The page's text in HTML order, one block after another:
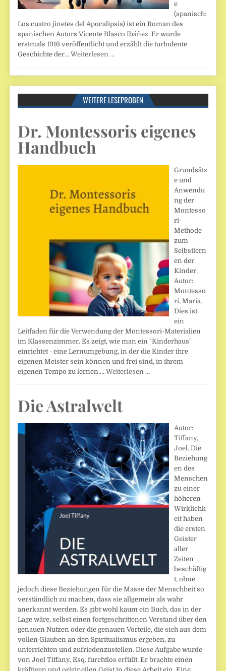
e
(spanisch:
Los cuatro jinetes del Apocalipsis) ist ein Roman des
spanischen Autors Vicente Blasco Ibáñez. Er wurde
erstmals 1916 veröffentlicht und erzählt die turbulente
Geschichte der…Weiterlesen …
WEITERE LESEPROBEN
Dr. Montessoris eigenes
Handbuch
Grundsätz
e und
Anwendu
ng der
Montesso
ri-
Methode
zum
Selbstlern
en der
Kinder.
Autor:
Montesso
ri, Maria.
Dies ist
ein
Leitfaden für die Verwendung der Montessori-Materialien
im Klassenzimmer. Es zeigt, wie man ein "Kinderhaus"
einrichtet - eine Lernumgebung, in der die Kinder ihre
eigenen Meister sein können und frei sind, in ihrem
eigenen Tempo zu lernen.…Weiterlesen …
Die Astralwelt
Autor:
Tiffany,
Joel. Die
Beziehung
en des
Menschen
zu einer
höheren
Wirklichk
eit haben
die ersten
Geister
aller
Zeiten
beschäftig
t, ohne
jedoch diese Beziehungen für die Masse der Menschheit so
verständlich zu machen, dass sie allgemein als wahr
anerkannt werden. Es gibt wohl kaum ein Buch, das in der
Lage wäre, selbst einen fortgeschrittenen Verstand über den
genauen Nutzen oder die genauen Vorteile, die sich aus dem
vollen Glauben an den Spiritualismus ergeben, zu
unterrichten und zufriedenzustellen. Diese Aufgabe wurde
von Joel Tiffany, Esq. furchtlos erfüllt. Er brachte einen